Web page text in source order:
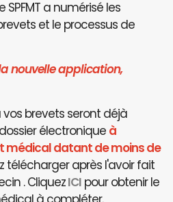
SPFMT a numérisé les
et le processus de
nouvelle application,
brevets seront déjà
électronique à
médical datant de moins de
télécharger après l'avoir fait
. CliquezICI pour obtenir le